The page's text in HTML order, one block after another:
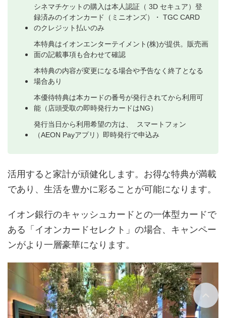
シネマチケットの購入は本人認証（ 3D セキュア）登
録済みのイオンカード（ミニオンズ）・ TGC CARD
のクレジット払いのみ
本特典はイオンエンターテイメント(株)が提供。販売画
面の記載事項も合わせて確認
本特典の内容が変更になる場合や予告なく終了となる
場合あり
本優待特典は本カードの番号が発行されてから利用可
能（店頭受取の即時発行カードはNG）
発行当日から利用希望の方は、 スマートフォン
（AEON Payアプリ）即時発行で申込み
活用すると家計が頑健化します。お得な特典が満載
であり、生活を豊かに彩ることが可能になります。
イオン銀行のキャッシュカードとの一体型カードで
ある「イオンカードセレクト」の場合、キャンペー
ンがより一層豪華になります。